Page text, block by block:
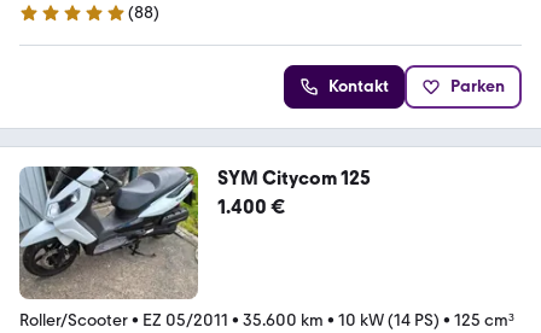
4.8 Sterne
(88)
Kontakt Parken
SYM Citycom 125
1.400 €
Roller/Scooter• EZ 05/2011 • 35.600 km • 10 kW (14 PS) • 125 cm³